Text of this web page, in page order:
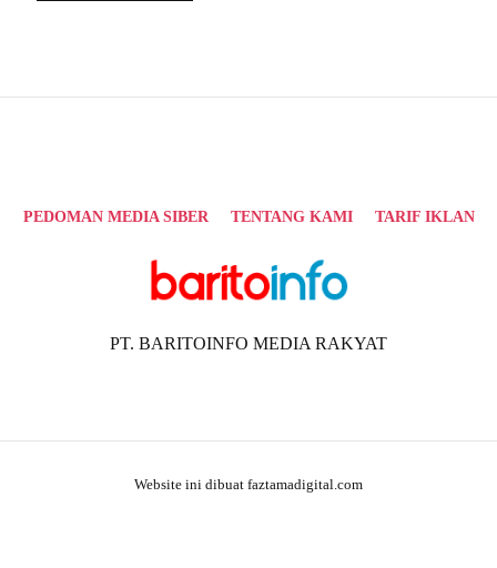
PEDOMAN MEDIA SIBER TENTANG KAMI TARIF IKLAN
PT. BARITOINFO MEDIA RAKYAT
Website ini dibuat faztamadigital.com